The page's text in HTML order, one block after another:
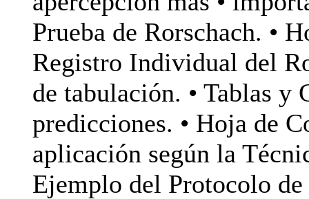
Prueba de Rorschach. •
Registro Individual del
de tabulación. • Tablas y
predicciones. • Hoja de
aplicación según la
Ejemplo del Protocolo